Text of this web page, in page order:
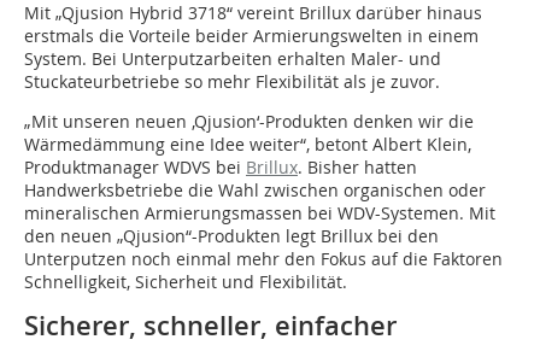
Mit „Qjusion Hybrid 3718“ vereint Brillux darüber hinaus
erstmals die Vorteile beider Armierungswelten in einem
System. Bei Unterputzarbeiten erhalten Maler- und
Stuckateurbetriebe so mehr Flexibilität als je zuvor.
„Mit unseren neuen ,Qjusion‘-Produkten denken wir die
Wärmedämmung eine Idee weiter“, betont Albert Klein,
Produktmanager WDVS bei Brillux. Bisher hatten
Handwerksbetriebe die Wahl zwischen organischen oder
mineralischen Armierungsmassen bei WDV-Systemen. Mit
den neuen „Qjusion“-Produkten legt Brillux bei den
Unterputzen noch einmal mehr den Fokus auf die Faktoren
Schnelligkeit, Sicherheit und Flexibilität.
Sicherer, schneller, einfacher